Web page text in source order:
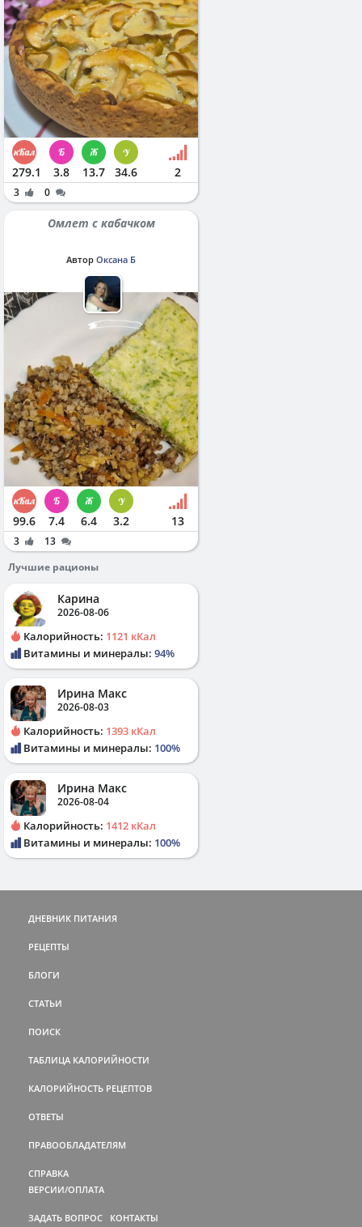
279.1 3.8 13.7 34.6 2
3 0
Омлет с кабачком
Автор Оксана Б
99.6 7.4 6.4 3.2 13
3
13
Лучшие рационы
Карина
2026-08-06
Калорийность: 1121 кКал
Витамины и минералы: 94%
Ирина Макс
2026-08-03
Калорийность: 1393 кКал
Витамины и минералы: 100%
Ирина Макс
2026-08-04
Калорийность: 1412 кКал
Витамины и минералы: 100%
ДНЕВНИК ПИТАНИЯ
РЕЦЕПТЫ
БЛОГИ
СТАТЬИ
ПОИСК
ТАБЛИЦА КАЛОРИЙНОСТИ
КАЛОРИЙНОСТЬ РЕЦЕПТОВ
ОТВЕТЫ
ПРАВООБЛАДАТЕЛЯМ
СПРАВКА
ВЕРСИИ/ОПЛАТА
ЗАДАТЬ ВОПРОС КОНТАКТЫ